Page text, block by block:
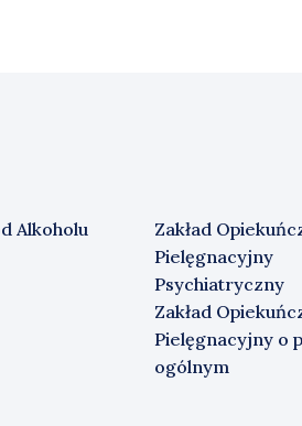
Alkoholu
Zakład
Pielęgnacyjny
Psychiatryczny
Zakład
Pielęgnacyjny o
ogólnym